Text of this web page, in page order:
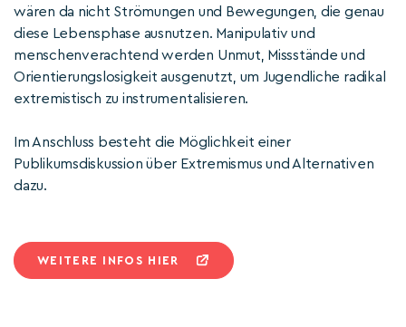
wären da nicht Strömungen und Bewegungen, die genau
diese Lebensphase ausnutzen. Manipulativ und
menschenverachtend werden Unmut, Missstände und
Orientierungslosigkeit ausgenutzt, um Jugendliche radikal
extremistisch zu instrumentalisieren.
Im Anschluss besteht die Möglichkeit einer
Publikumsdiskussion über Extremismus und Alternativen
dazu.
WEITERE INFOS HIER